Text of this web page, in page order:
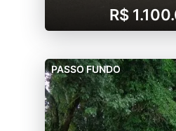
R$
PASSO FUNDO